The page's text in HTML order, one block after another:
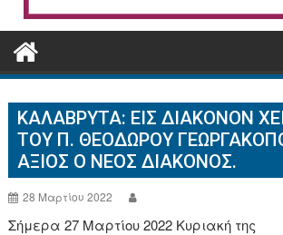
ΚΑΛΑΒΡΥΤΑ: ΕΙΣ ΔΙΆΚΟΝΟΝ
ΤΟΥ Π. ΘΕΌΔΩΡΟΥ
ΆΞΙΟΣ Ο ΝΈΟΣ ΔΙΆΚΟΝΟΣ.
28 Μαρτίου 2022
Σήμερα 27 Μαρτίου 2022 Κυριακή της